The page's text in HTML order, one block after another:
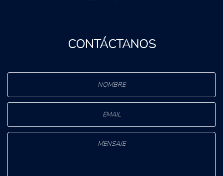
CONTÁCTANOS